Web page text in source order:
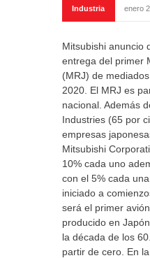
Industria enero
Mitsubishi anuncio
entrega del primer
(MRJ) de
2020. El MRJ es
nacional. Además
Industries (65 por
empresas
Mitsubishi
10% cada uno
con el 5% cada
iniciado a
será el primer
producido en
la década de los
partir de cero. En